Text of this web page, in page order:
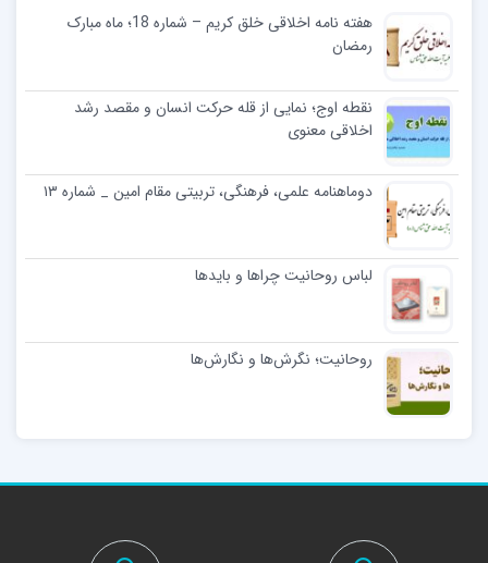
هفته نامه اخلاقی خلق کریم – شماره 18؛ ماه مبارک
رمضان
نقطه اوج؛ نمایی از قله حرکت انسان و مقصد رشد
اخلاقی معنوی
دوماهنامه علمی، فرهنگی، تربیتی مقام امین _ شماره ۱۳
لباس روحانیت چراها و بایدها
روحانیت؛ نگرش‌ها و نگارش‌ها